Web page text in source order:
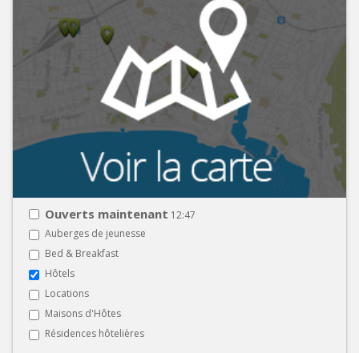
Ouverts maintenant 12:47
Auberges de jeunesse
Bed & Breakfast
Hôtels
Locations
Maisons d'Hôtes
Résidences hôtelières